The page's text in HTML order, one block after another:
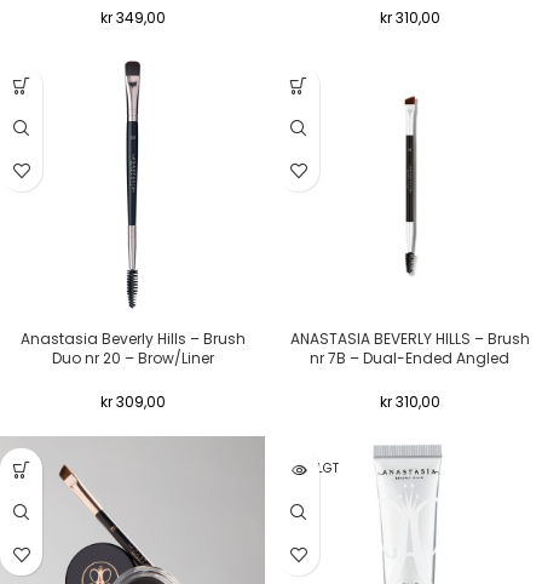
kr349,00 kr310,00
Anastasia Beverly Hills – Brush
Duo nr 20 – Brow/Liner
kr309,00
ANASTASIA BEVERLY HILLS – Brush
nr 7B – Dual-Ended Angled
kr310,00
UTSOLGT